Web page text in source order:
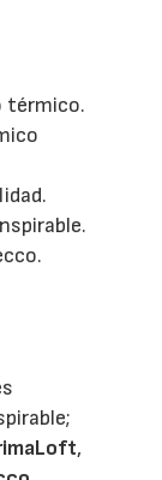
térmico.
,